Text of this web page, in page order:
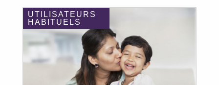
UTILISATEURS
HABITUELS